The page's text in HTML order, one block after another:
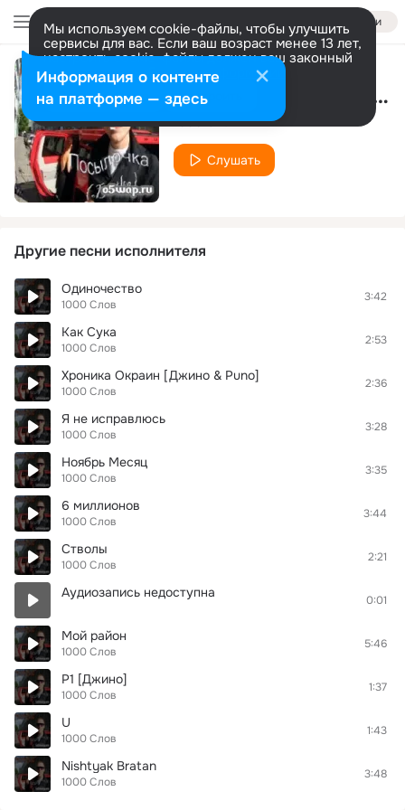
Войти
Мы используем cookie-файлы, чтобы улучшить
сервисы для вас. Если ваш возраст менее 13 лет,
настроить cookie-файлы должен ваш законный
представитель. Больше информации
Разрешить все Настроить Васьмера [Puno & Константа]
1000 Слов
Слушать
Другие песни исполнителя
Одиночество
1000 Слов
3:42
Как Сука
1000 Слов
2:53
Хроника Окраин [Джино & Puno]
1000 Слов
2:36
Я не исправлюсь
1000 Слов
3:28
Ноябрь Месяц
1000 Слов
3:35
6 миллионов
1000 Слов
3:44
Стволы
1000 Слов
2:21
Аудиозапись недоступна 0:01
Мой район
1000 Слов
5:46
P1 [Джино]
1000 Слов
1:37
U
1000 Слов
1:43
Nishtyak Bratan
1000 Слов
3:48
Информация о контенте
на платформе — здесь